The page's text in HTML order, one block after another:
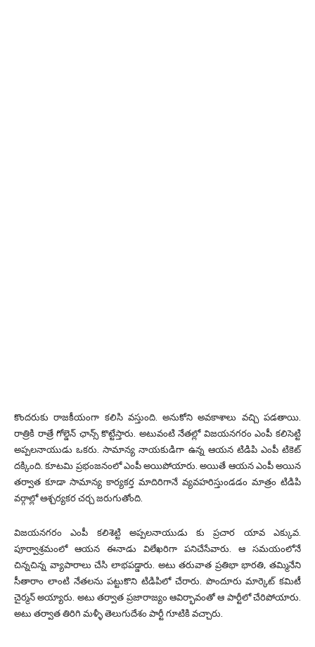
కొందరుకు రాజకీయంగా కలిసి వస్తుంది. అనుకోని అవకాశాలు వచ్చి పడతాయి.
రాత్రికి రాత్రే గోల్డెన్ ఛాన్స్ కొట్టేస్తారు. అటువంటి నేతల్లో విజయనగరం ఎంపీ కలిసెట్టి
అప్పలనాయుడు ఒకరు. సామాన్య నాయకుడిగా ఉన్న ఆయన టిడిపి ఎంపీ టికెట్
దక్కింది. కూటమి ప్రభంజనంలో ఎంపీ అయిపోయారు. అయితే ఆయన ఎంపీ అయిన
తర్వాత కూడా సామాన్య కార్యకర్త మాదిరిగానే వ్యవహరిస్తుండడం మాత్రం టిడిపి
వర్గాల్లో ఆశ్చర్యకర చర్చ జరుగుతోంది.
విజయనగరం ఎంపీ కలిశెట్టి అప్పలనాయుడు కు ప్రచార యావ ఎక్కువ.
పూర్వాశ్రమంలో ఆయన ఈనాడు విలేఖరిగా పనిచేసేవారు. ఆ సమయంలోనే
చిన్నచిన్న వ్యాపారాలు చేసి లాభపడ్డారు. అటు తరువాత ప్రతిభా భారతి, తమ్మినేని
సీతారాం లాంటి నేతలను పట్టుకొని టిడిపిలో చేరారు. పొందూరు మార్కెట్ కమిటీ
చైర్మన్ అయ్యారు. అటు తర్వాత ప్రజారాజ్యం ఆవిర్భావంతో ఆ పార్టీలో చేరిపోయారు.
అటు తర్వాత తిరిగి మళ్ళీ తెలుగుదేశం పార్టీ గూటికి వచ్చారు.